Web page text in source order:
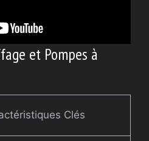
et Pompes à
Clés